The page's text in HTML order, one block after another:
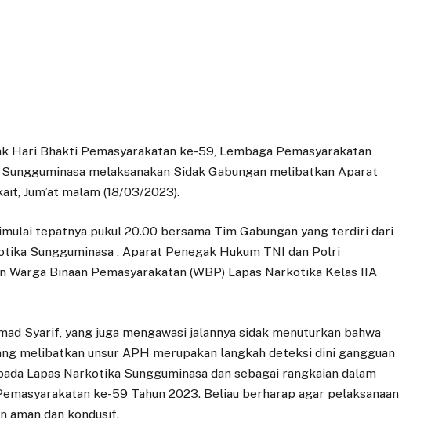
Hari Bhakti Pemasyarakatan ke-59, Lembaga Pemasyarakatan
melaksanakan Sidak Gabungan melibatkan Aparat
Jum’at malam (18/03/2023).
tepatnya pukul 20.00 bersama Tim Gabungan yang terdiri dari
Sungguminasa , Aparat Penegak Hukum TNI dan Polri
Warga Binaan Pemasyarakatan (WBP) Lapas Narkotika Kelas IIA
Syarif, yang juga mengawasi jalannya sidak menuturkan bahwa
melibatkan unsur APH merupakan langkah deteksi dini gangguan
Lapas Narkotika Sungguminasa dan sebagai rangkaian dalam
ke-59 Tahun 2023. Beliau berharap agar pelaksanaan
aman dan kondusif.